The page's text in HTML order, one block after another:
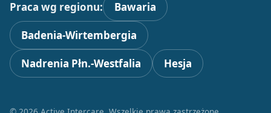
Praca wg regionu: Bawaria
Badenia-Wirtembergia
Nadrenia Płn.-Westfalia Hesja